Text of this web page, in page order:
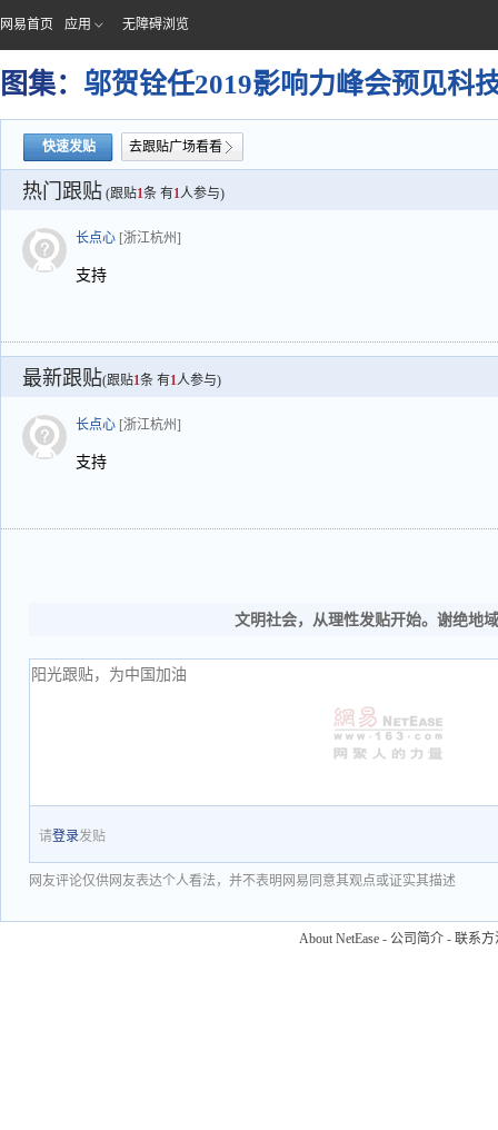
网易首页 应用 无障碍浏览
图集： 邬贺铨任2019影响力峰会预见科
快速发贴 去跟贴广场看看
热门跟贴 (跟贴1条 有1人参与)
长点心 [浙江杭州]
支持
最新跟贴(跟贴1条 有1人参与)
长点心 [浙江杭州]
支持
文明社会，从理性发贴开始。谢绝地
请登录发贴
网友评论仅供网友表达个人看法，并不表明网易同意其观点或证实其描述
About NetEase - 公司简介 - 联系方